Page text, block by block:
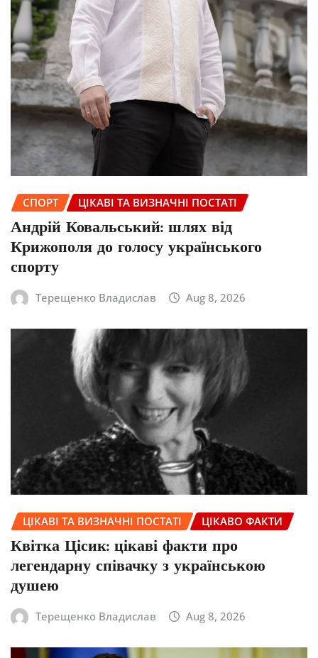
СПОРТ ЦІКАВІ ТА ВИЗНАЧНІ ПОСТАТІ
Андрій Ковальський: шлях від
Крижополя до голосу українського
спорту
Терещенко Владислав Aug 8, 2026
ЦІКАВІ ТА ВИЗНАЧНІ ПОСТАТІ ЦІКАВО ФАКТИ
Квітка Цісик: цікаві факти про
легендарну співачку з українською
душею
Терещенко Владислав Aug 8, 2026